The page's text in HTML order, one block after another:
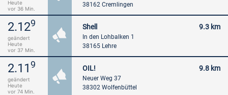
Heute
vor 36 Min.
38162 Cremlingen
2.129
geändert
Heute
vor 37 Min.
Shell 9.3 km
In den Lohbalken 1
38165 Lehre
2.11 9
geändert
Heute
vor 74 Min.
OIL! 9.8 km
Neuer Weg 37
38302 Wolfenbüttel